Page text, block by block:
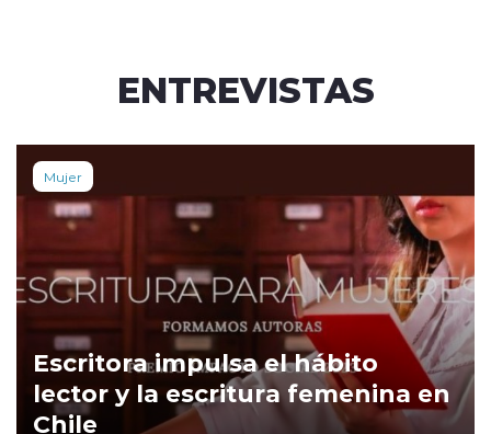
ENTREVISTAS
Mujer
Escritora impulsa el hábito
lector y la escritura femenina en
Chile